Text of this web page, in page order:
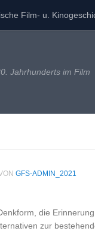
Film- u.
Jahrhunderts im Film
GFS-ADMIN_2021
die
zur